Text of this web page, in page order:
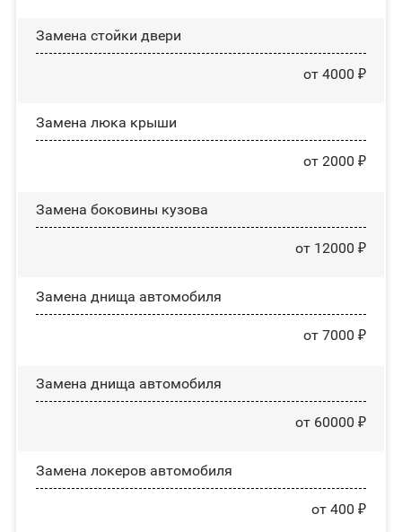
Зaмeнa cтoйĸи двepи
от 4000 ₽
Зaмeнa люĸa ĸpыши
от 2000 ₽
Замена боковины кузова
от 12000 ₽
Замена днища автомобиля
от 7000 ₽
Замена днища автомобиля
от 60000 ₽
Замена лoĸepoв автомобиля
от 400 ₽